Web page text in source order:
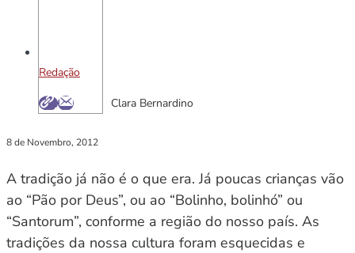
Redação
Clara Bernardino
8 de Novembro, 2012
A tradição já não é o que era. Já poucas crianças vão
ao “Pão por Deus”, ou ao “Bolinho, bolinhó” ou
“Santorum”, conforme a região do nosso país. As
tradições da nossa cultura foram esquecidas e